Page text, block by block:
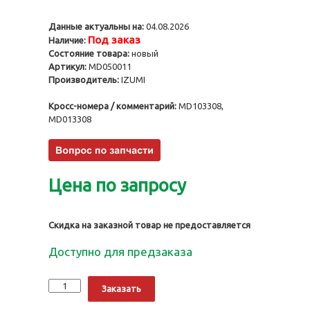
Данные актуальны на: 04.08.2026
Наличие: Под заказ
Состояние товара: новый
Артикул: MD050011
Производитель: IZUMI
Кросс-номера / комментарий: MD103308,
MD013308
Цена по запросу
Скидка на заказной товар не предоставляется
Доступно для предзаказа
Количество
Поршни
Заказать